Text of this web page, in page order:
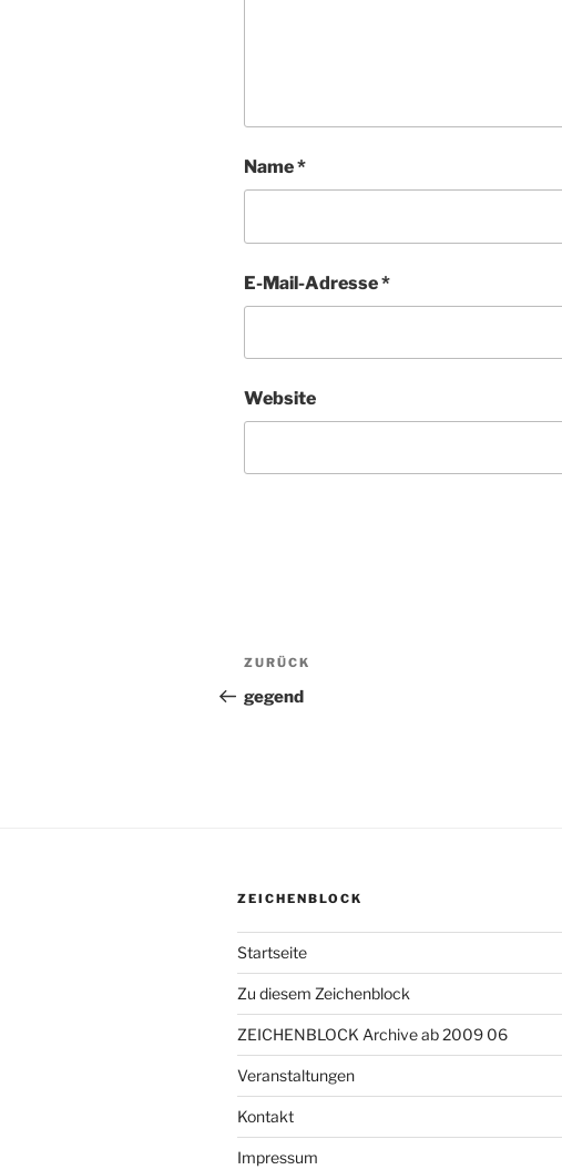
Name*
E-Mail-Adresse*
Website
Beitragsnavigation
Vorheriger
Beitrag
ZURÜCK
gegend
ZEICHENBLOCK
Startseite
Zu diesem Zeichenblock
ZEICHENBLOCK Archive ab 2009 06
Veranstaltungen
Kontakt
Impressum